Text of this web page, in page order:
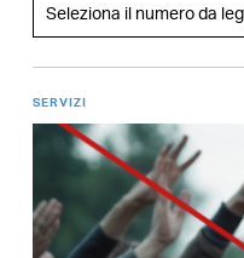
SERVIZI